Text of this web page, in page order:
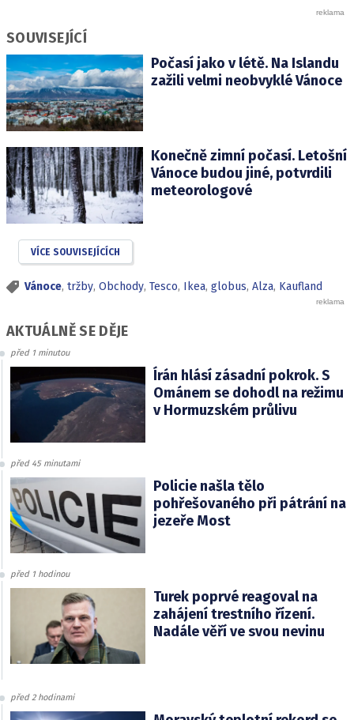
SOUVISEJÍCÍ
Počasí jako v létě. Na Islandu
zažili velmi neobvyklé Vánoce
Konečně zimní počasí. Letošní
Vánoce budou jiné, potvrdili
meteorologové
VÍCE SOUVISEJÍCÍCH
Vánoce, tržby, Obchody, Tesco, Ikea, globus, Alza, Kaufland
AKTUÁLNĚ SE DĚJE
před 1 minutou
Írán hlásí zásadní pokrok. S
Ománem se dohodl na režimu
v Hormuzském průlivu
před 45 minutami
Policie našla tělo
pohřešovaného při pátrání na
jezeře Most
před 1 hodinou
Turek poprvé reagoval na
zahájení trestního řízení.
Nadále věří ve svou nevinu
před 2 hodinami